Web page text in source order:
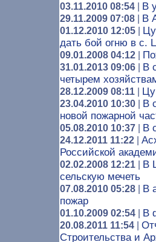
03.11.2010 08:54 В
29.11.2009 07:08 В
01.12.2010 12:05
дать бой огню в с.
09.01.2008 04:12
31.01.2013 09:06
В
четырем
28.12.2009 08:11
23.04.2010 10:30
В
новой пожарной
05.08.2010 10:37 В
24.12.2011 11:22
Российской
02.02.2008 12:21
В
сельскую мечеть
07.08.2010 05:28
В
пожар
01.10.2009 02:54 В
20.08.2011 11:54
Строительства и